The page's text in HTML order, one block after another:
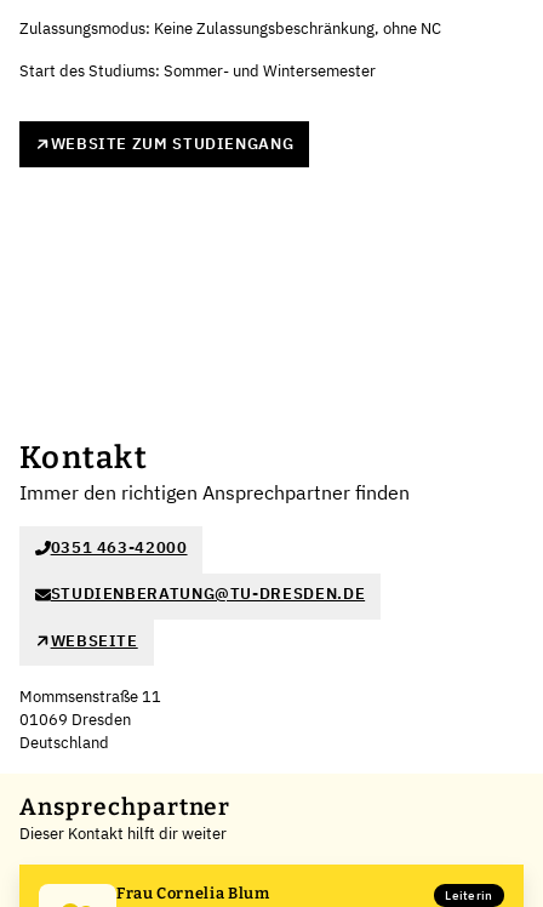
Zulassungsmodus: Keine Zulassungsbeschränkung, ohne NC
Start des Studiums: Sommer- und Wintersemester
WEBSITE ZUM STUDIENGANG
Kontakt
Immer den richtigen Ansprechpartner finden
0351 463-42000
STUDIENBERATUNG@TU-DRESDEN.DE
WEBSEITE
Mommsenstraße 11
01069 Dresden
Deutschland
+
−
Ansprechpartner
Dieser Kontakt hilft dir weiter
Frau Cornelia Blum Leiterin